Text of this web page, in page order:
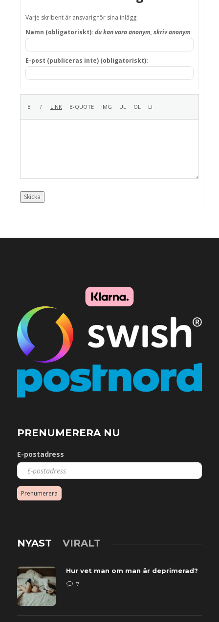
Varje skribent är ansvarig för sina inlägg.
Namn (obligatoriskt): du kan vara anonym, skriv anonym
E-post (publiceras inte) (obligatoriskt):
Skicka
PRENUMERERA NU
E-postadress
Prenumerera
NYAST VIRALT
Hur vet man om man är deprimerad?
7